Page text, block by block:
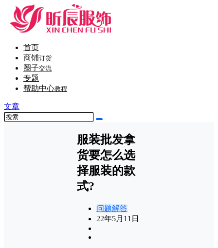
首页
商铺订货
圈子交流
专题
帮助中心教程
文章
服装批发拿
货要怎么选
择服装的款
式?
问题解答
22年5月11日